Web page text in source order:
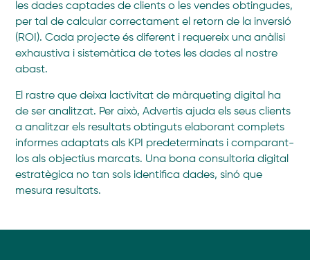
les dades captades de clients o les vendes obtingudes,
per tal de calcular correctament el retorn de la inversió
(ROI). Cada projecte és diferent i requereix una anàlisi
exhaustiva i sistemàtica de totes les dades al nostre
abast.
El rastre que deixa lactivitat de màrqueting digital ha
de ser analitzat. Per això, Advertis ajuda els seus clients
a analitzar els resultats obtinguts elaborant complets
informes adaptats als KPI predeterminats i comparant-
los als objectius marcats. Una bona consultoria digital
estratègica no tan sols identifica dades, sinó que
mesura resultats.